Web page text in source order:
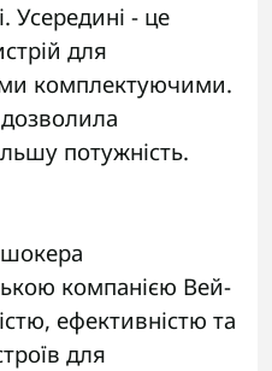
Усередині - це
для
комплектуючими.
потужність.
компанією Вей-
ефективністю та
для